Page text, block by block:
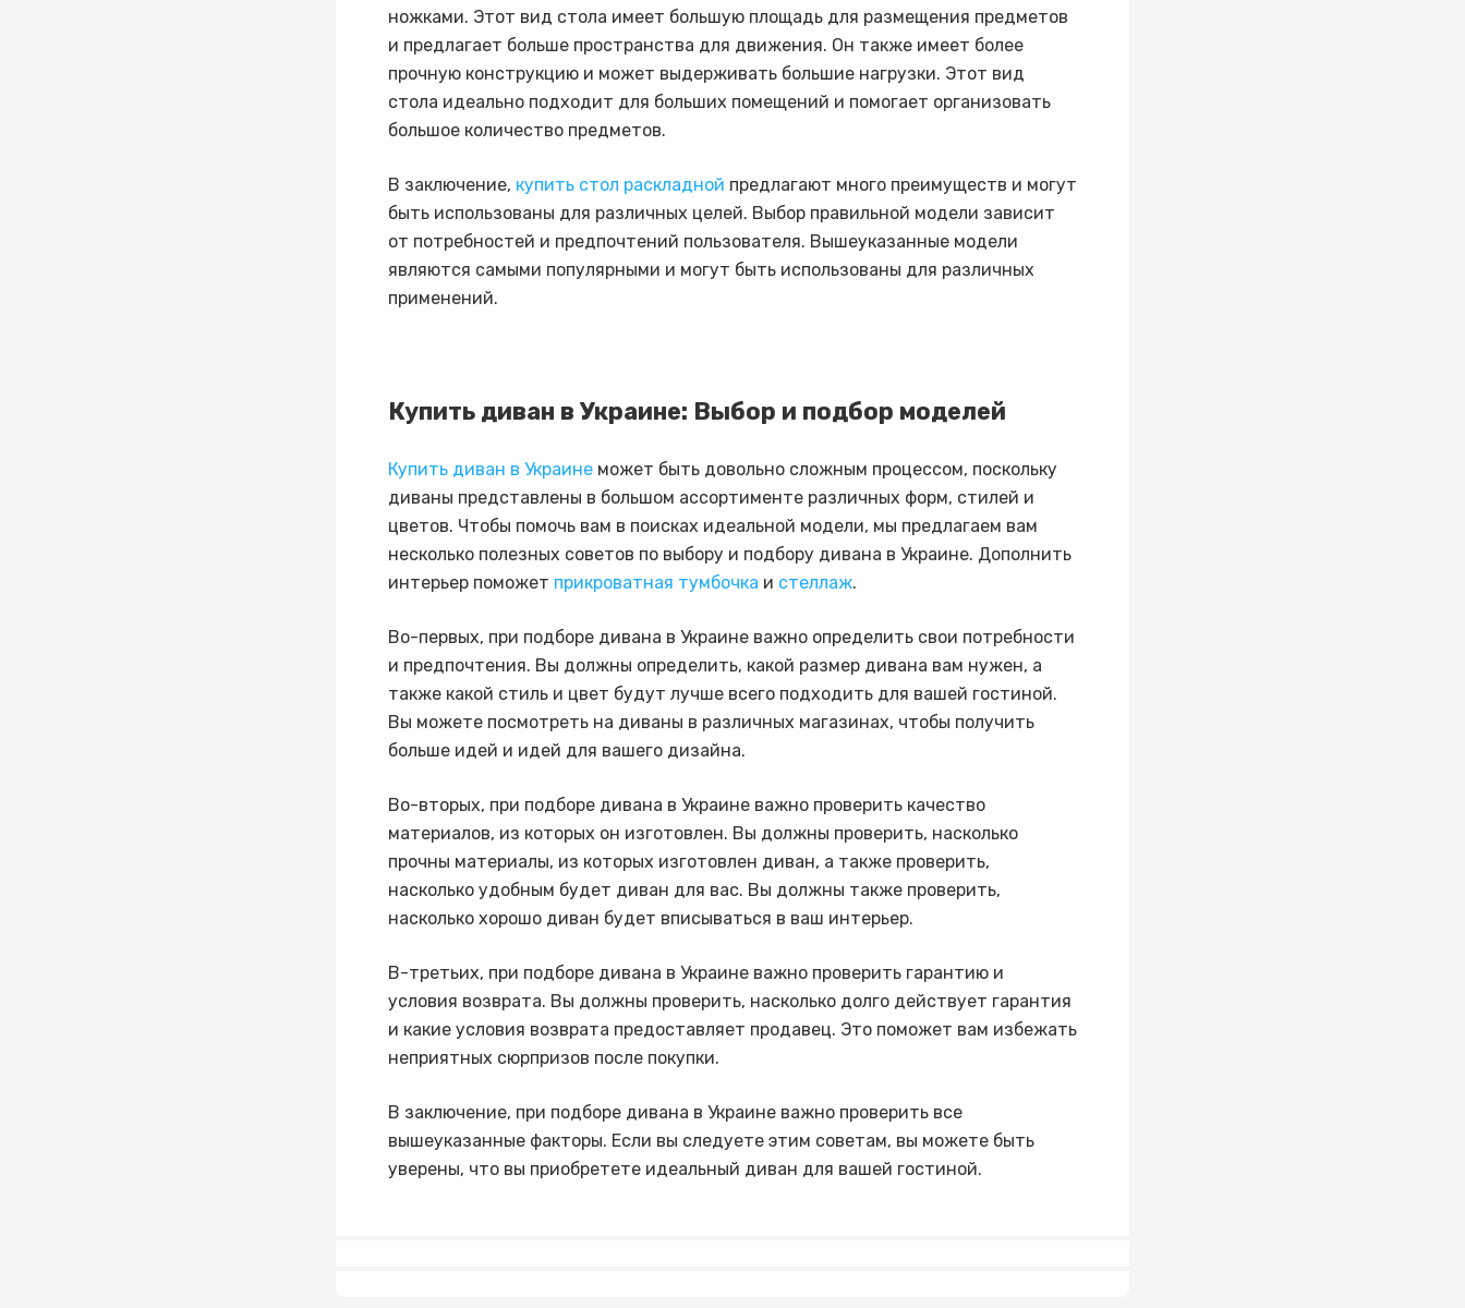
ножками. Этот вид стола имеет большую площадь для размещения предметов
и предлагает больше пространства для движения. Он также имеет более
прочную конструкцию и может выдерживать большие нагрузки. Этот вид
стола идеально подходит для больших помещений и помогает организовать
большое количество предметов.
В заключение, купить стол раскладной предлагают много преимуществ и могут
быть использованы для различных целей. Выбор правильной модели зависит
от потребностей и предпочтений пользователя. Вышеуказанные модели
являются самыми популярными и могут быть использованы для различных
применений.
Купить диван в Украине: Выбор и подбор моделей
Купить диван в Украине может быть довольно сложным процессом, поскольку
диваны представлены в большом ассортименте различных форм, стилей и
цветов. Чтобы помочь вам в поисках идеальной модели, мы предлагаем вам
несколько полезных советов по выбору и подбору дивана в Украине. Дополнить
интерьер поможет прикроватная тумбочка и стеллаж.
Во-первых, при подборе дивана в Украине важно определить свои потребности
и предпочтения. Вы должны определить, какой размер дивана вам нужен, а
также какой стиль и цвет будут лучше всего подходить для вашей гостиной.
Вы можете посмотреть на диваны в различных магазинах, чтобы получить
больше идей и идей для вашего дизайна.
Во-вторых, при подборе дивана в Украине важно проверить качество
материалов, из которых он изготовлен. Вы должны проверить, насколько
прочны материалы, из которых изготовлен диван, а также проверить,
насколько удобным будет диван для вас. Вы должны также проверить,
насколько хорошо диван будет вписываться в ваш интерьер.
В-третьих, при подборе дивана в Украине важно проверить гарантию и
условия возврата. Вы должны проверить, насколько долго действует гарантия
и какие условия возврата предоставляет продавец. Это поможет вам избежать
неприятных сюрпризов после покупки.
В заключение, при подборе дивана в Украине важно проверить все
вышеуказанные факторы. Если вы следуете этим советам, вы можете быть
уверены, что вы приобретете идеальный диван для вашей гостиной.